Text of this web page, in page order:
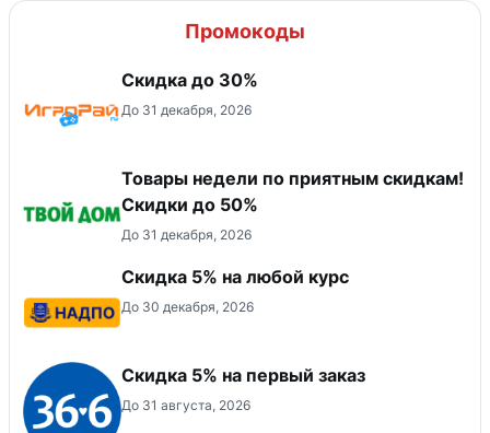
Промокоды
Скидка до 30%
До 31 декабря, 2026
Товары недели по приятным скидкам!
Скидки до 50%
До 31 декабря, 2026
Скидка 5% на любой курс
До 30 декабря, 2026
Скидка 5% на первый заказ
До 31 августа, 2026